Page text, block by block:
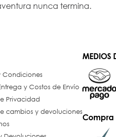
nunca termina.
Condiciones
y Costos de Envío
Privacidad
cambios y devoluciones
MEDIOS
Compra